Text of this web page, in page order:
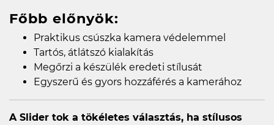
Főbb előnyök:
Praktikus csúszka kamera védelemmel
Tartós, átlátszó kialakítás
Megőrzi a készülék eredeti stílusát
Egyszerű és gyors hozzáférés a kamerához
A Slider tok a tökéletes választás, ha stílusos